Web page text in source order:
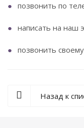
позвонить по
написать на наш
позвонить
Назад к